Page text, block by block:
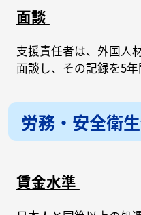
面談
支援責任者は、外国人
面談し、その記録を5年
労務・安全衛
賃金水準